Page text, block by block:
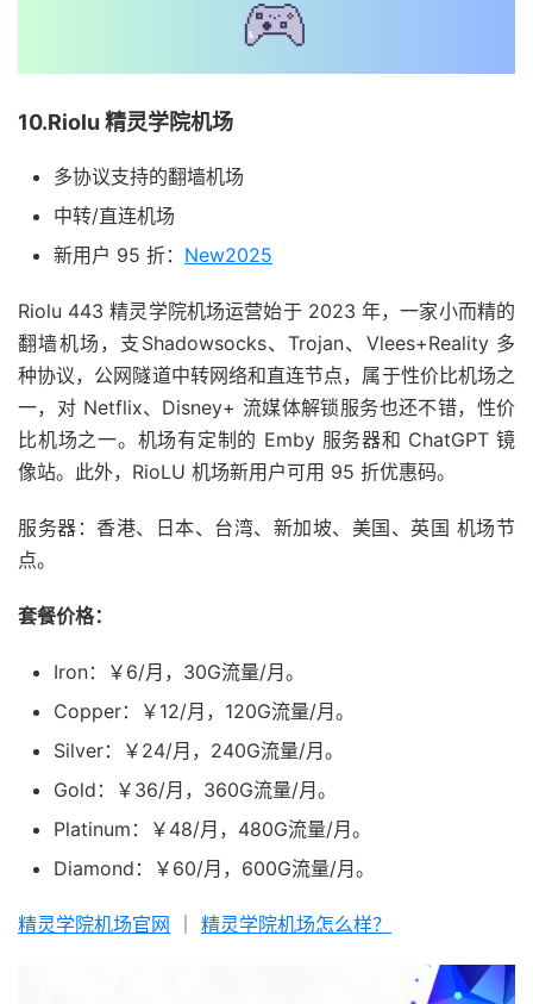
10.Riolu 精灵学院机场
多协议支持的翻墙机场
中转/直连机场
新用户 95 折： New2025
Riolu 443 精灵学院机场运营始于 2023 年，一家小而精的
翻墙机场，支Shadowsocks、Trojan、Vlees+Reality 多
种协议，公网隧道中转网络和直连节点，属于性价比机场之
一，对 Netflix、Disney+ 流媒体解锁服务也还不错，性价
比机场之一。机场有定制的 Emby 服务器和 ChatGPT 镜
像站。此外，RioLU 机场新用户可用 95 折优惠码。
服务器：香港、日本、台湾、新加坡、美国、英国 机场节
点。
套餐价格：
Iron：￥6/月，30G流量/月。
Copper：￥12/月，120G流量/月。
Silver：￥24/月，240G流量/月。
Gold：￥36/月，360G流量/月。
Platinum：￥48/月，480G流量/月。
Diamond：￥60/月，600G流量/月。
精灵学院机场官网 精灵学院机场怎么样？